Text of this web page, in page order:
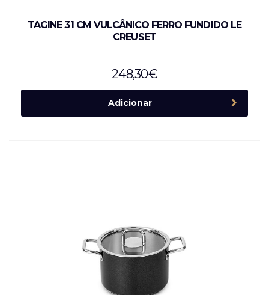
TAGINE 31 CM VULCÂNICO FERRO FUNDIDO LE
CREUSET
248,30€
Adicionar